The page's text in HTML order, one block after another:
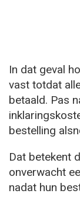
In dat geval
vast totdat
betaald. Pas
bestelling
Dat betekent
onverwacht
nadat hun